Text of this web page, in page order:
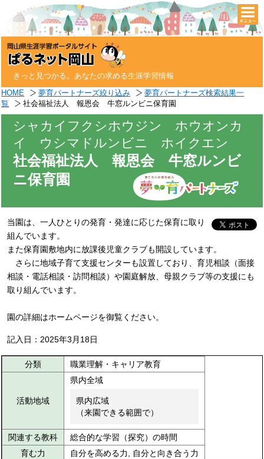
きっと見つかる。あなたの求める生涯学習情報
HOME 夢育パートナーズ絞り込み
夢育パートナーズ検索結果一
覧
社会福祉法人 報恩会 牛窓ルンビニ保育園
シャカイフクシホウジン ホウオンカ
イ ウシマドルンビニ ホイクエン
社会福祉法人 報恩会 牛窓ルンビ
ニ保育園
当園は、一人ひとりの発育・発達に応じた保育に取り
組んでいます。
また保育園敷地内に放課後児童クラブも開設しています。
さらに地域子育て支援センターも設置しており、育児相談（面接
相談・電話相談・訪問相談）や園庭解放、母親クラブ等の支援にも
取り組んでいます。
園の詳細はホームページを御覧ください。
記入日：2025年3月18日
分類 職業理解・キャリア教育
活動地域
県内全域
県内広域
（来園できる範囲で）
関連する教科
総合的な学習（探究）の時間
育む力
自分を高める力, 自分と向き合う力